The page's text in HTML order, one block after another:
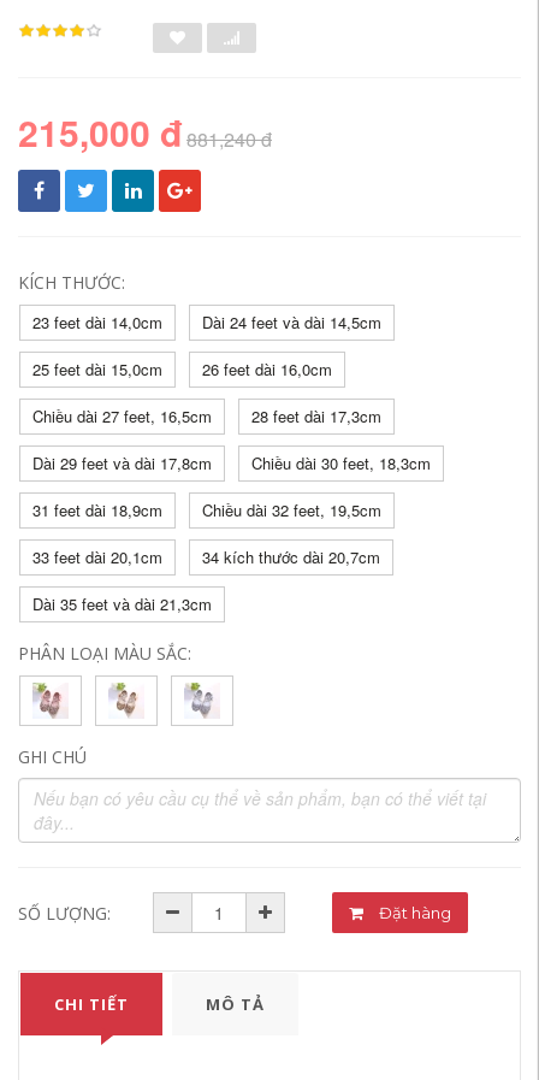
215,000 đ881,240 đ
KÍCH THƯỚC:
23 feet dài 14,0cm
Dài 24 feet và dài 14,5cm
25 feet dài 15,0cm 26 feet dài 16,0cm
Chiều dài 27 feet, 16,5cm 28 feet dài 17,3cm
Dài 29 feet và dài 17,8cm Chiều dài 30 feet, 18,3cm
31 feet dài 18,9cm Chiều dài 32 feet, 19,5cm
33 feet dài 20,1cm 34 kích thước dài 20,7cm
Dài 35 feet và dài 21,3cm
PHÂN LOẠI MÀU SẮC:
GHI CHÚ
SỐ LƯỢNG: Đặt hàng
CHI TIẾT MÔ TẢ